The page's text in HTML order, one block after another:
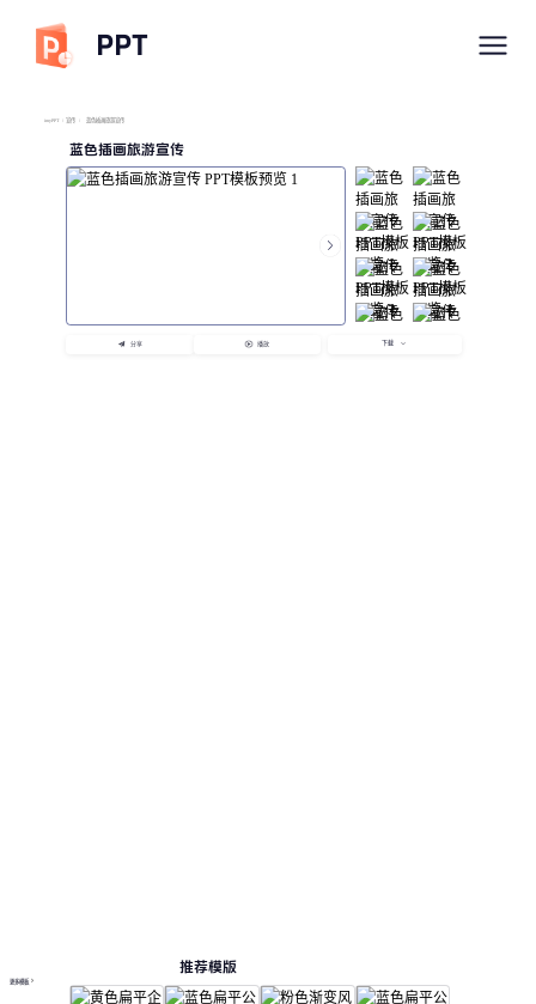
PPT
imyPPT / 宣传 / 蓝色插画旅游宣传
蓝色插画旅游宣传
分享 播放 下载
推荐模版
更多模板